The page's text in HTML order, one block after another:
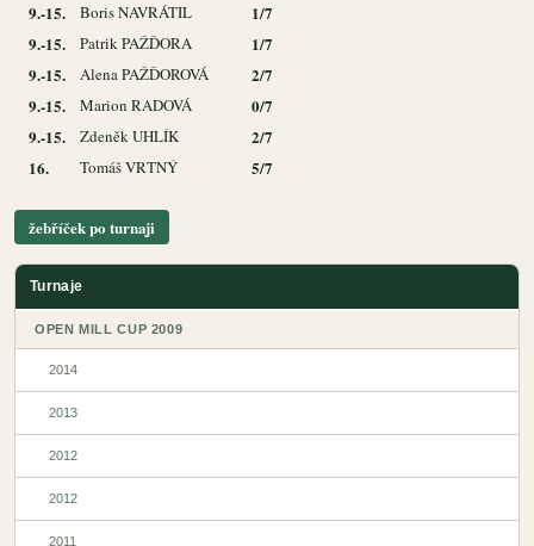
9.-15.
Boris NAVRÁTIL
1/7
9.-15.
Patrik PAŽĎORA
1/7
9.-15.
Alena PAŽĎOROVÁ
2/7
9.-15.
Marion RADOVÁ
0/7
9.-15.
Zdeněk UHLÍK
2/7
16.
Tomáš VRTNÝ 5/7
žebříček po turnaji
Turnaje
OPEN MILL CUP 2009
2014
2013
2012
2012
2011